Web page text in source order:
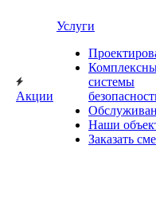
Акции
Услуги
системы
Наши
Заказать